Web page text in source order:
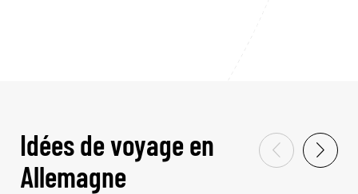
Idées de voyage en
Allemagne